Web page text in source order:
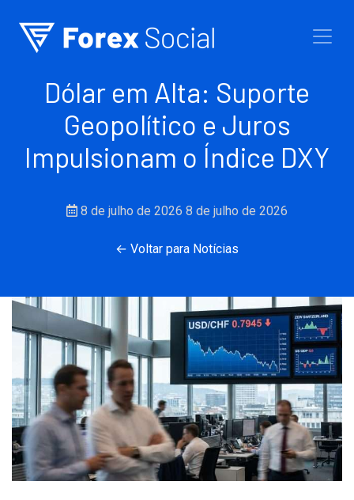
Dólar em Alta: Suporte
Geopolítico e Juros
Impulsionam o Índice DXY
8 de julho de 2026 8 de julho de 2026
← Voltar para Notícias